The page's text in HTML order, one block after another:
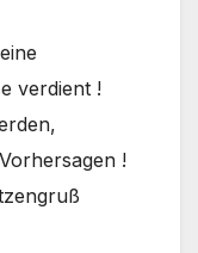
verdient !
!